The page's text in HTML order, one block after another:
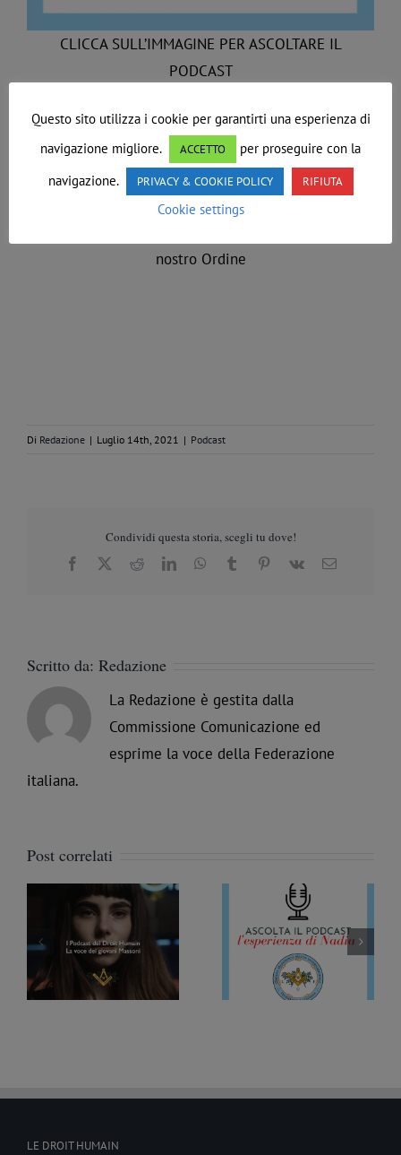
CLICCA SULL’IMMAGINE PER ASCOLTARE IL
PODCAST
Chi siamo – i nostriFondatori – Domande
Massoneria
nostro Ordine
Di Redazione | Luglio 14th, 2021 | Podcast
Condividi questa storia, scegli tu dove!
Facebook RedditLinkedInWhatsApp
Tumblr Pinterest
Vk Email
Scritto da: Redazione
La Redazione è gestita dalla
Commissione Comunicazione ed
esprime la voce della Federazione
italiana.
Post correlati
Podcast sulla
Massoneria #9 –
L’esperienza di Nadia
Podcast sulla
Massoneria #8 –
L’esperienza di Patrizia
LE DROIT HUMAIN
Questo sito utilizza i cookie per garantirti una esperienza di
navigazione migliore.
ACCETTO
per proseguire con la
navigazione.
PRIVACY & COOKIE POLICY RIFIUTA
Cookie settings